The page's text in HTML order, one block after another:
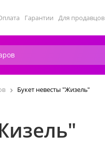
Гарантии Для продавцов
Букет невесты "Жизель"